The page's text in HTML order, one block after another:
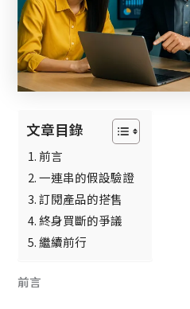
文章目錄
前言
一連串的假設驗證
訂閱產品的搭售
終身買斷的爭議
繼續前行
前言